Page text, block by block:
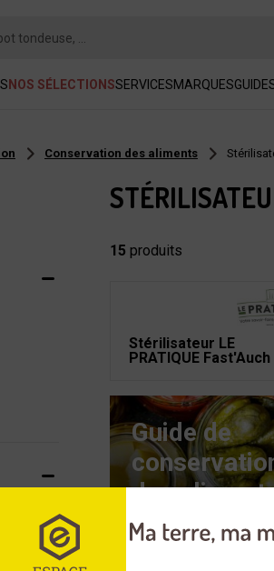
tondeuse, ...
NOS SÉLECTIONSSERVICESMARQUES
Conservation des aliments
15 produits
Stérilisateur LE
PRATIQUE Fast'Auch
Guide de
des